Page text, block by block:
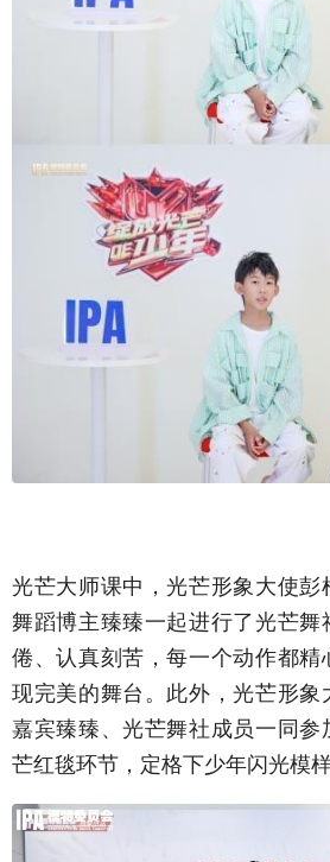
光芒大师课中，光芒形象大使
舞蹈博主臻臻一起进行了光芒
倦、认真刻苦，每一个动作都
现完美的舞台。此外，光芒形
嘉宾臻臻、光芒舞社成员一同
芒红毯环节，定格下少年闪光模样